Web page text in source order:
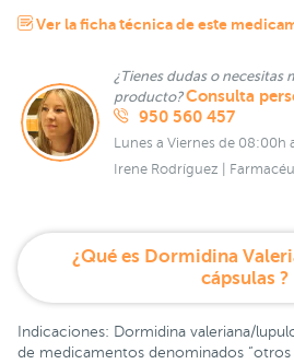
Ver la ficha técnica de este
¿Tienes dudas o necesitas
producto?Consulta
950 560 457
Lunes a Viernes de 08:00h
Irene Rodríguez |
¿Qué es Dormidina
cápsulas ?
Indicaciones: Dormidina valeriana/
de medicamentos denominados